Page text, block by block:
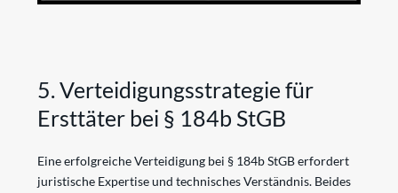
5. Verteidigungsstrategie für
Ersttäter bei § 184b StGB
Eine erfolgreiche Verteidigung bei § 184b StGB erfordert
juristische Expertise und technisches Verständnis. Beides